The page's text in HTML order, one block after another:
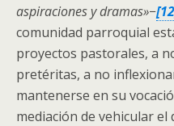
aspiraciones y dramas»−
comunidad parroquial
proyectos pastorales, a
pretéritas, a no
mantenerse en su
mediación de vehicular